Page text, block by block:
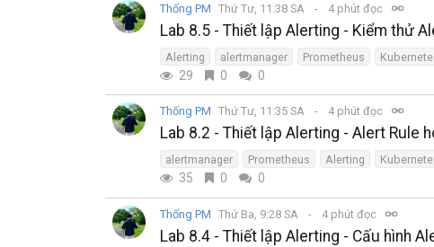
Thống PM Thứ Tư, 11:38 SA 4 phút đọc
Lab 8.5 - Thiết lập Alerting - Kiểm thử
Alerting alertmanager Prometheus
29 0 0
Thống PM Thứ Tư, 11:35 SA 4 phút đọc
Lab 8.2 - Thiết lập Alerting - Alert Rule
alertmanager Prometheus Alerting
35 0 0
Thống PM Thứ Ba, 9:28 SA 4 phút đọc
Lab 8.4 - Thiết lập Alerting - Cấu hình